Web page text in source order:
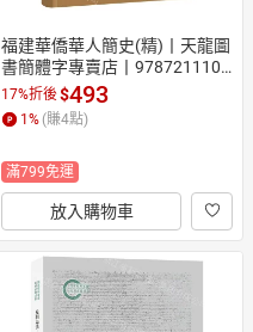
福建華僑華人簡史(精)丨天龍圖
書簡體字專賣店丨9787211101
986 (tl2608)
17%折後$493
1 % (賺4點)
滿799免運
放入購物車